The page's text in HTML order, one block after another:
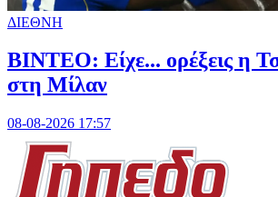
ΔΙΕΘΝΗ
BINTEO: Είχε... ορέξεις η
στη Μίλαν
08-08-2026 17:57